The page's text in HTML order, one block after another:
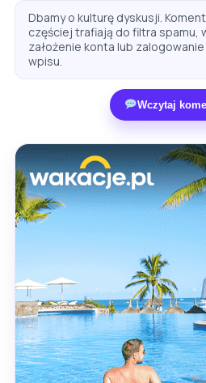
Dbamy o kulturę dyskusji.
częściej trafiają do filtra spamu,
założenie konta lub
wpisu.
Wczytaj